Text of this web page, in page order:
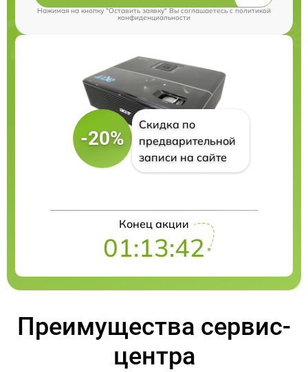
Нажимая на кнопку "Оставить заявку" Вы соглашаетесь cполитикой
конфиденциальности
-20%
Скидка по
предварительной
записи на сайте
Конец акции
01:13:41
Преимущества сервис-
центра